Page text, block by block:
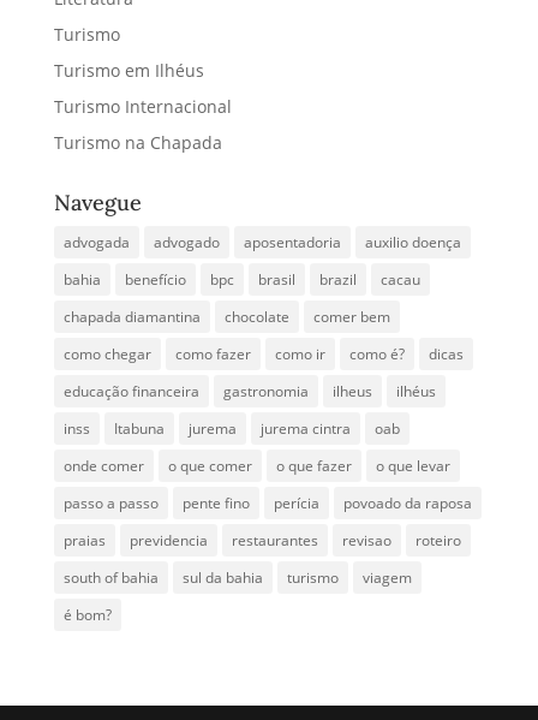
Turismo
Turismo em Ilhéus
Turismo Internacional
Turismo na Chapada
Navegue
advogada advogado aposentadoria
auxilio doença
bahia
benefício bpc brasil brazil
cacau
chapada diamantina
chocolate
comer bem
como chegar
como fazer como ir como é?
dicas
educação financeira
gastronomia ilheus
ilhéus
inss
Itabuna jurema jurema cintra
oab
onde comer
o que comer o que fazer
o que levar
passo a passo
pente fino perícia
povoado da raposa
praias
previdencia restaurantes revisao
roteiro
south of bahia
sul da bahia turismo
viagem
é bom?